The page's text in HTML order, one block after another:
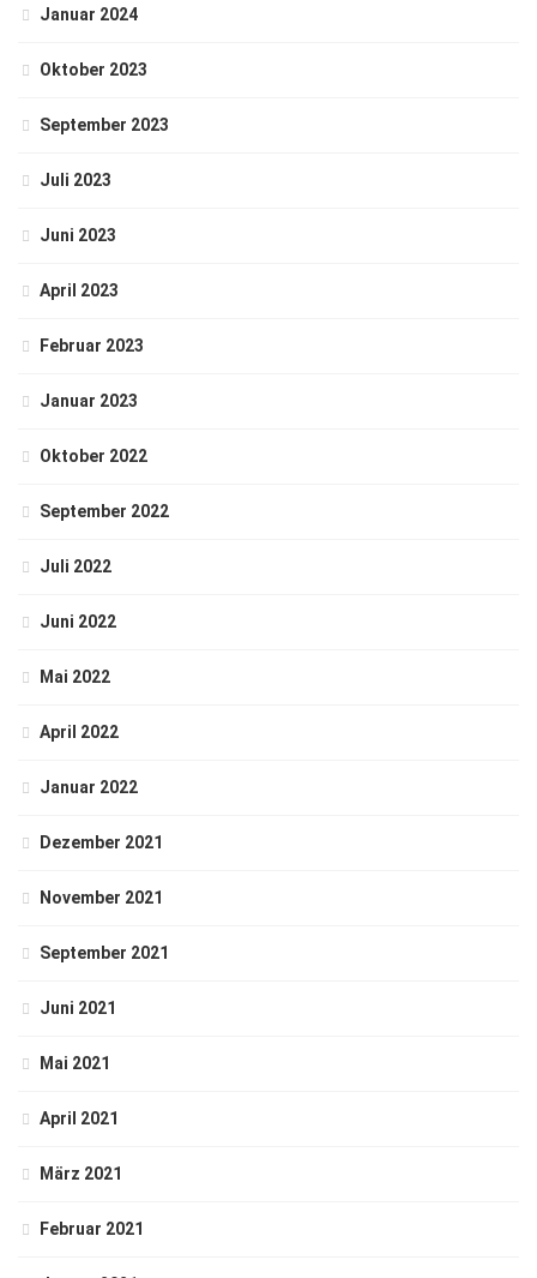
Januar 2024
Oktober 2023
September 2023
Juli 2023
Juni 2023
April 2023
Februar 2023
Januar 2023
Oktober 2022
September 2022
Juli 2022
Juni 2022
Mai 2022
April 2022
Januar 2022
Dezember 2021
November 2021
September 2021
Juni 2021
Mai 2021
April 2021
März 2021
Februar 2021